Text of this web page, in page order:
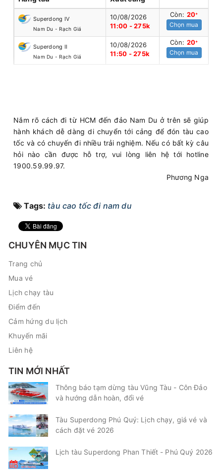
Superdong IV
Nam Du - Rạch Giá
10/08/2026
11:00 - 275k
Còn: 20+
Chọn mua
Superdong II
Nam Du - Rạch Giá
10/08/2026
11:50 - 275k
Còn: 20+
Chọn mua
Nắm rõ cách đi từ HCM đến đảo Nam Du ở trên sẽ giúp
hành khách dễ dàng di chuyển tới cảng để đón tàu cao
tốc và có chuyến đi nhiều trải nghiệm. Nếu có bất kỳ câu
hỏi nào cần được hỗ trợ, vui lòng liên hệ tới hotline
1900.59.99.97.
Phương Nga
Tags: tàu cao tốc đi nam du
CHUYÊN MỤC TIN
Trang chủ
Mua vé
Lịch chạy tàu
Điểm đến
Cảm hứng du lịch
Khuyến mãi
Liên hệ
TIN MỚI NHẤT
Thông báo tạm dừng tàu Vũng Tàu - Côn Đảo
và hướng dẫn hoàn, đổi vé
Tàu Superdong Phú Quý: Lịch chạy, giá vé và
cách đặt vé 2026
Lịch tàu Superdong Phan Thiết - Phú Quý 2026